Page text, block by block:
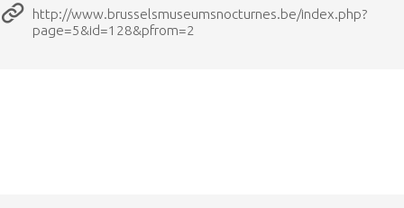
http://www.brusselsmuseumsnocturnes.be/index.php?
page=5&id=128&pfrom=2